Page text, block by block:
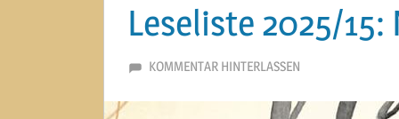
Leseliste 2025/15:
23. SEPTEMBER 2025
MARTINA BERG
KOMMENTAR HINTERLASSEN